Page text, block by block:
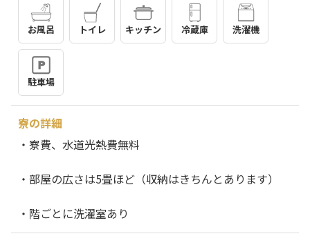
お風呂 トイレ キッチン 冷蔵庫 洗濯機
駐車場
寮の詳細
・寮費、水道光熱費無料
・部屋の広さは5畳ほど（収納はきちんとあります）
・階ごとに洗濯室あり